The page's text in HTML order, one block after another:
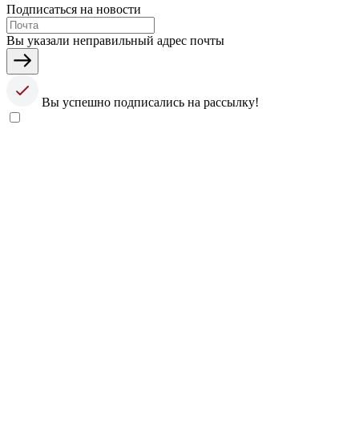
Подписаться на новости
Вы указали неправильный адрес почты
Вы успешно подписались на рассылку!